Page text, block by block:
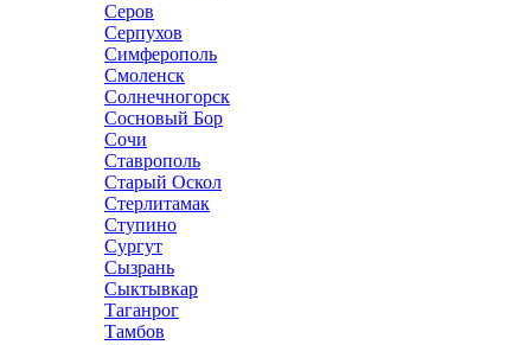
Серов
Серпухов
Симферополь
Смоленск
Солнечногорск
Сосновый Бор
Сочи
Ставрополь
Старый Оскол
Стерлитамак
Ступино
Сургут
Сызрань
Сыктывкар
Таганрог
Тамбов